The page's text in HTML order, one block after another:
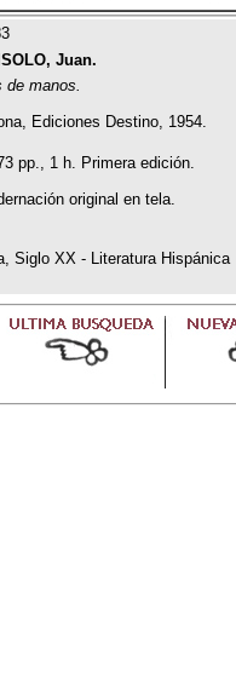
Juan.
de manos.
Ediciones Destino, 1954.
pp., 1 h. Primera edición.
original en tela.
Siglo XX - Literatura Hispánica